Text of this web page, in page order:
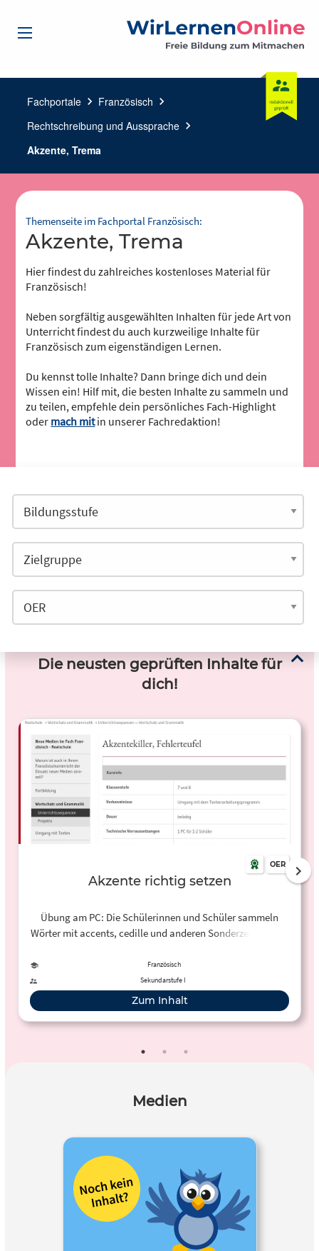
Fachportale chevron_right Französisch chevron_right
Rechtschreibung und Aussprache chevron_right
Akzente, Trema
Themenseite im Fachportal Französisch:
Akzente, Trema
Hier findest du zahlreiches kostenloses Material für
Französisch!
Neben sorgfältig ausgewählten Inhalten für jede Art von
Unterricht findest du auch kurzweilige Inhalte für
Französisch zum eigenständigen Lernen.
Du kennst tolle Inhalte? Dann bringe dich und dein
Wissen ein! Hilf mit, die besten Inhalte zu sammeln und
zu teilen, empfehle dein persönliches Fach-Highlight
oder mach mitin unserer Fachredaktion!
Die neusten geprüften Inhalte für
dich!
OER
Akzente richtig setzen
Übung am PC: Die Schülerinnen und Schüler sammeln
Wörter mit accents, cedille und anderen Sonderzeichen der
aus und schreiben sie ohne die Sonderzeichen in ihre Datei.
Französisch
Sekundarstufe I
Zum Inhalt
Medien